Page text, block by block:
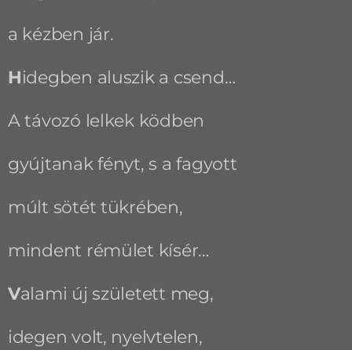
a kézben jár.
Hidegben aluszik a csend…
A távozó lelkek ködben
gyújtanak fényt, s a fagyott
múlt sötét tükrében,
mindent rémület kísér…
Valami új született meg,
idegen volt, nyelvtelen,